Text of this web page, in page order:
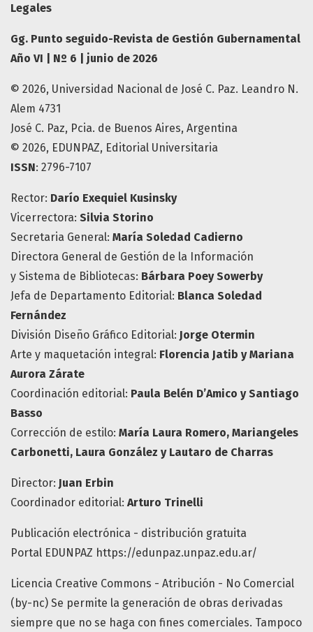
Legales
Gg. Punto seguido-Revista de Gestión Gubernamental
Año VI | Nº 6 | junio de 2026
© 2026, Universidad Nacional de José C. Paz. Leandro N.
Alem 4731
José C. Paz, Pcia. de Buenos Aires, Argentina
© 2026, EDUNPAZ, Editorial Universitaria
ISSN: 2796-7107
Rector: Darío Exequiel Kusinsky
Vicerrectora: Silvia Storino
Secretaria General: María Soledad Cadierno
Directora General de Gestión de la Información
y Sistema de Bibliotecas: Bárbara Poey Sowerby
Jefa de Departamento Editorial: Blanca Soledad
Fernández
División Diseño Gráfico Editorial: Jorge Otermin
Arte y maquetación integral: Florencia Jatib y Mariana
Aurora Zárate
Coordinación editorial: Paula Belén D’Amico y Santiago
Basso
Corrección de estilo: María Laura Romero, Mariangeles
Carbonetti, Laura González y Lautaro de Charras
Director: Juan Erbin
Coordinador editorial: Arturo Trinelli
Publicación electrónica - distribución gratuita
Portal EDUNPAZ https://edunpaz.unpaz.edu.ar/
Licencia Creative Commons - Atribución - No Comercial
(by-nc) Se permite la generación de obras derivadas
siempre que no se haga con fines comerciales. Tampoco